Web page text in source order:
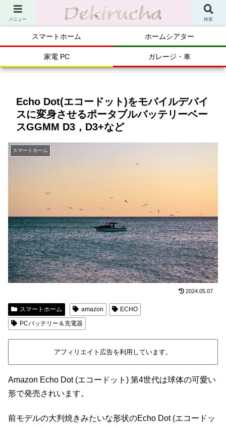
スマートホーム ホームシアター
家電 PC ガレージ・車
Echo Dot(エコードット)をモバイルデバイ
スに変身させるポータブルバッテリーベー
スGGMM D3，D3+など
スマートホーム
2024.05.07
スマートホーム amazon
ECHO
PCバッテリー＆充電器
アフィリエイト広告を利用しています。
Amazon Echo Dot (エコードット) 第4世代は球体の可愛い
形で発売されいます。
前モデルの大判焼きみたいな形状のEcho Dot (エコードッ
メニュー 検索